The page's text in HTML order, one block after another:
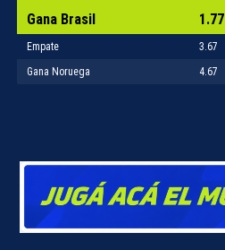
Gana Brasil
1.77
Empate
3.67
Gana Noruega
4.67